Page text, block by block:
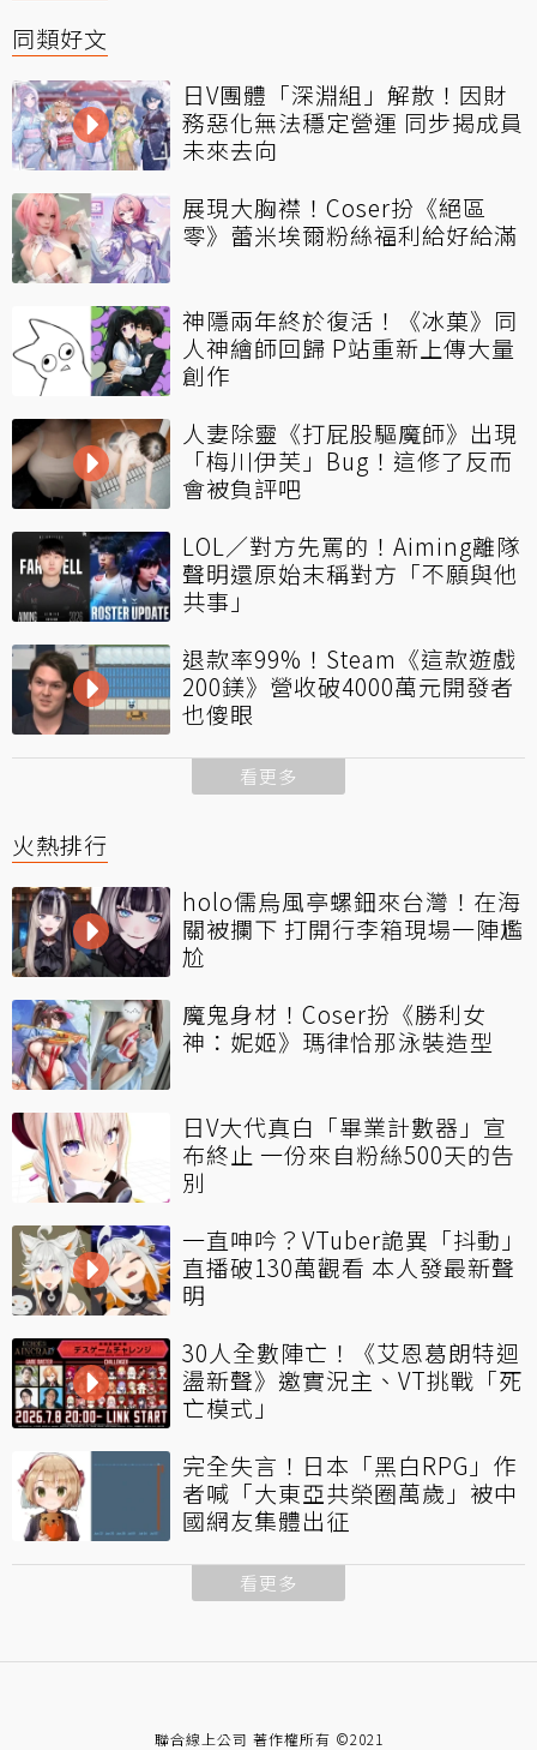
同類好文
日V團體「深淵組」解散！因財
務惡化無法穩定營運 同步揭成員
未來去向
展現大胸襟！Coser扮《絕區
零》蕾米埃爾粉絲福利給好給滿
神隱兩年終於復活！《冰菓》同
人神繪師回歸 P站重新上傳大量
創作
人妻除靈《打屁股驅魔師》出現
「梅川伊芙」Bug！這修了反而
會被負評吧
LOL／對方先罵的！Aiming離隊
聲明還原始末稱對方「不願與他
共事」
退款率99%！Steam《這款遊戲
200鎂》營收破4000萬元開發者
也傻眼
看更多
火熱排行
holo儒烏風亭螺鈿來台灣！在海
關被攔下 打開行李箱現場一陣尷
尬
魔鬼身材！Coser扮《勝利女
神：妮姬》瑪律恰那泳裝造型
日V大代真白「畢業計數器」宣
布終止 一份來自粉絲500天的告
別
一直呻吟？VTuber詭異「抖動」
直播破130萬觀看 本人發最新聲
明
30人全數陣亡！《艾恩葛朗特迴
盪新聲》邀實況主、VT挑戰「死
亡模式」
完全失言！日本「黑白RPG」作
者喊「大東亞共榮圈萬歲」被中
國網友集體出征
看更多
聯合線上公司 著作權所有 ©2021